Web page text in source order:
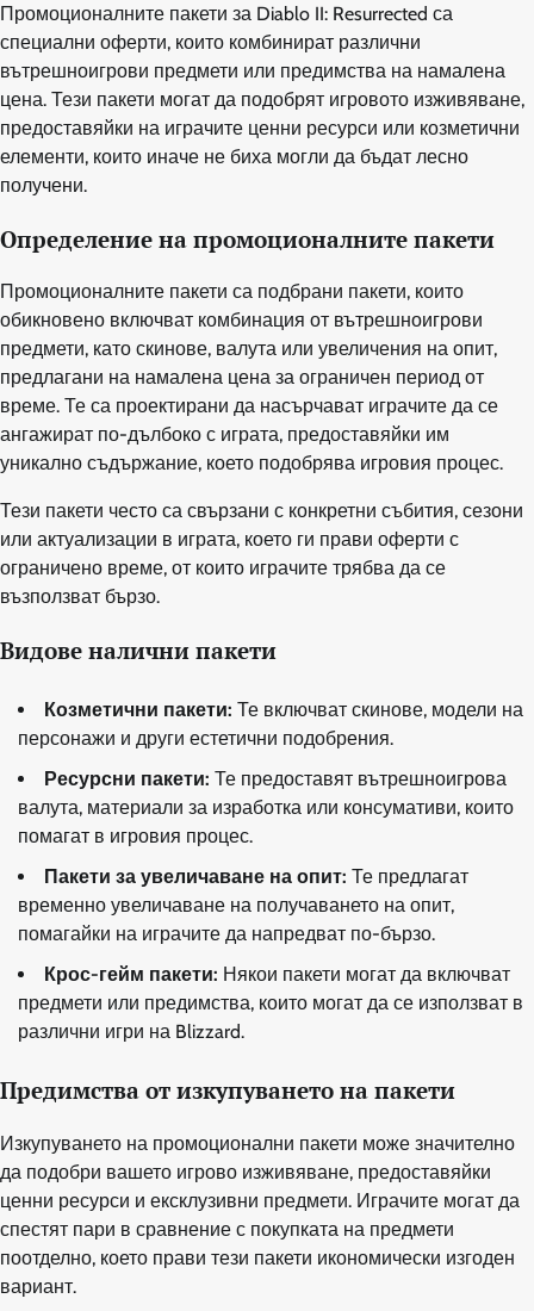
Промоционалните пакети за Diablo II: Resurrected са
специални оферти, които комбинират различни
вътрешноигрови предмети или предимства на намалена
цена. Тези пакети могат да подобрят игровото изживяване,
предоставяйки на играчите ценни ресурси или козметични
елементи, които иначе не биха могли да бъдат лесно
получени.
Определение на промоционалните пакети
Промоционалните пакети са подбрани пакети, които
обикновено включват комбинация от вътрешноигрови
предмети, като скинове, валута или увеличения на опит,
предлагани на намалена цена за ограничен период от
време. Те са проектирани да насърчават играчите да се
ангажират по-дълбоко с играта, предоставяйки им
уникално съдържание, което подобрява игровия процес.
Тези пакети често са свързани с конкретни събития, сезони
или актуализации в играта, което ги прави оферти с
ограничено време, от които играчите трябва да се
възползват бързо.
Видове налични пакети
Козметични пакети: Те включват скинове, модели на
персонажи и други естетични подобрения.
Ресурсни пакети: Те предоставят вътрешноигрова
валута, материали за изработка или консумативи, които
помагат в игровия процес.
Пакети за увеличаване на опит: Те предлагат
временно увеличаване на получаването на опит,
помагайки на играчите да напредват по-бързо.
Крос-гейм пакети: Някои пакети могат да включват
предмети или предимства, които могат да се използват в
различни игри на Blizzard.
Предимства от изкупуването на пакети
Изкупуването на промоционални пакети може значително
да подобри вашето игрово изживяване, предоставяйки
ценни ресурси и ексклузивни предмети. Играчите могат да
спестят пари в сравнение с покупката на предмети
поотделно, което прави тези пакети икономически изгоден
вариант.